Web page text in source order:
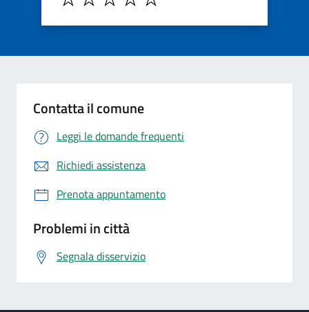
Contatta il comune
Leggi le domande frequenti
Richiedi assistenza
Prenota appuntamento
Problemi in città
Segnala disservizio